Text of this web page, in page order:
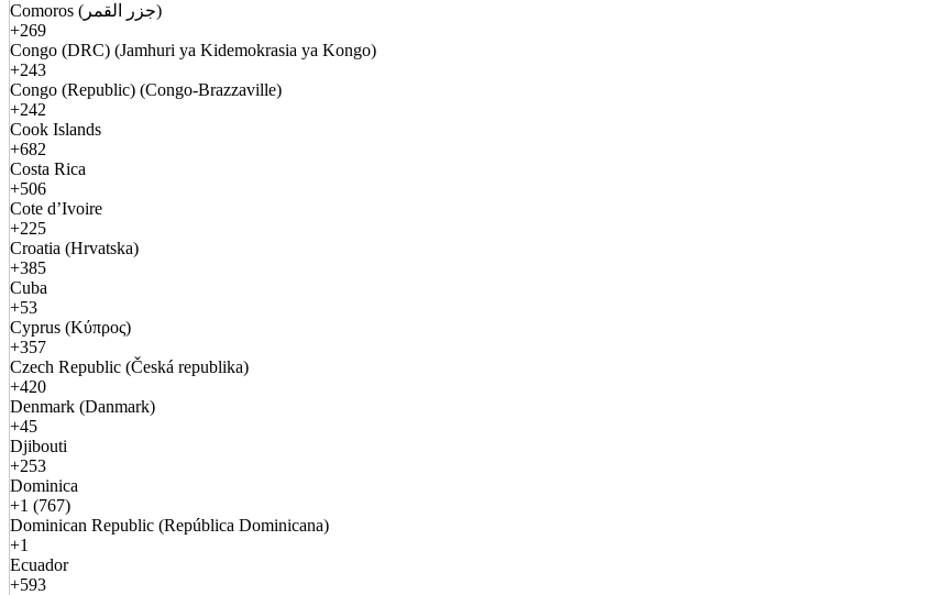
Comoros (جزر القمر)
+269
Congo (DRC) (Jamhuri ya Kidemokrasia ya Kongo)
+243
Congo (Republic) (Congo-Brazzaville)
+242
Cook Islands
+682
Costa Rica
+506
Cote d’Ivoire
+225
Croatia (Hrvatska)
+385
Cuba
+53
Cyprus (Κύπρος)
+357
Czech Republic (Česká republika)
+420
Denmark (Danmark)
+45
Djibouti
+253
Dominica
+1 (767)
Dominican Republic (República Dominicana)
+1
Ecuador
+593